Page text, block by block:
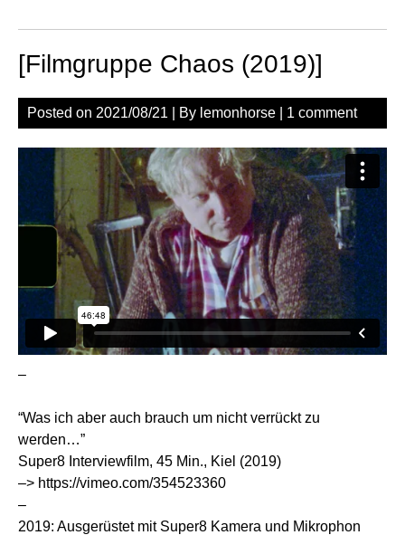
[Filmgruppe Chaos (2019)]
Posted on 2021/08/21 | By lemonhorse 1 comment
–
“Was ich aber auch brauch um nicht verrückt zu
werden…”
Super8 Interviewfilm, 45 Min., Kiel (2019)
–> https://vimeo.com/354523360
–
2019: Ausgerüstet mit Super8 Kamera und Mikrophon